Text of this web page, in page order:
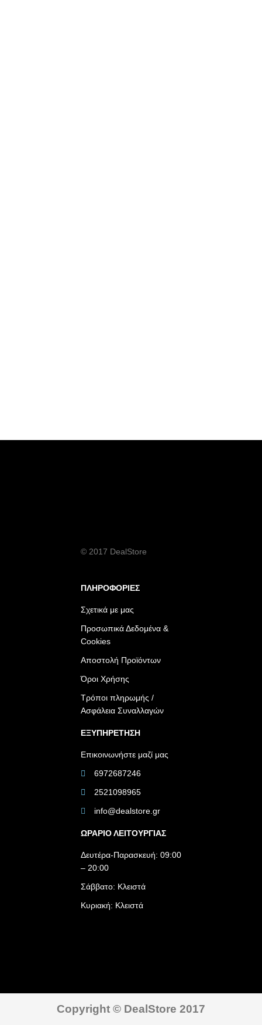
© 2017 DealStore
ΠΛΗΡΟΦΟΡΙΕΣ
Σχετικά με μας
Προσωπικά Δεδομένα &
Cookies
Αποστολή Προϊόντων
Όροι Χρήσης
Τρόποι πληρωμής /
Ασφάλεια Συναλλαγών
ΕΞΥΠΗΡΕΤΗΣΗ
Επικοινωνήστε μαζί μας
6972687246
2521098965
info@dealstore.gr
ΩΡΑΡΙΟ ΛΕΙΤΟΥΡΓΙΑΣ​
Δευτέρα-Παρασκευή: 09:00
– 20:00
Σάββατο: Κλειστά
Κυριακή: Κλειστά
Copyright © DealStore 2017